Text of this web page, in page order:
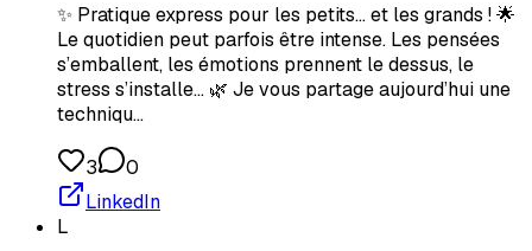
✨ Pratique express pour les petits… et les grands ! 🌟
Le quotidien peut parfois être intense. Les pensées
s’emballent, les émotions prennent le dessus, le
stress s’installe… 🌿 Je vous partage aujourd’hui une
techniqu…
3
0
LinkedIn
L